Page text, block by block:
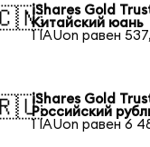
iShares Gold
Китайский юань
1 IAUon равен
iShares Gold
Российский
1 IAUon равен 6